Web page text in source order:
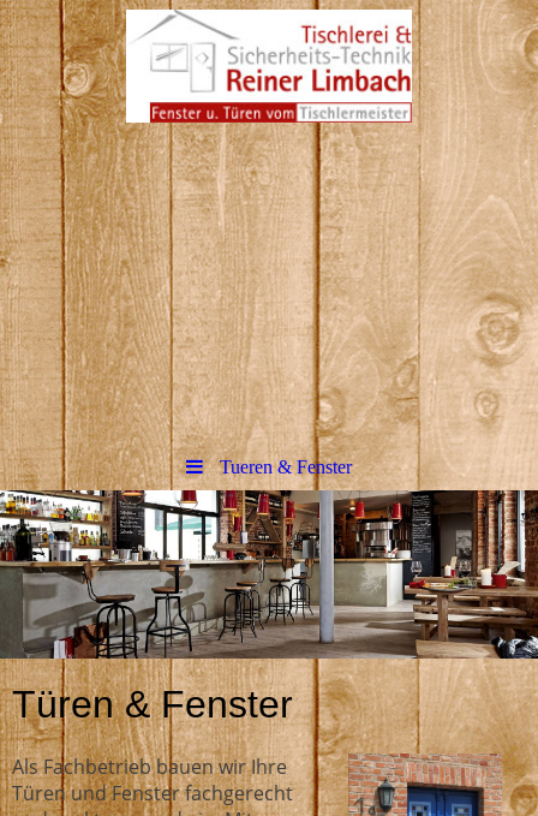
Reiner Limbach Tischlerei
&amp; Sicherheitstechnik in
Hennef
Bitte fügen Sie hier Ihren Webseiten-
Titel ein.
Tueren & Fenster
Türen & Fenster
Als Fachbetrieb bauen wir Ihre
Türen und Fenster fachgerecht